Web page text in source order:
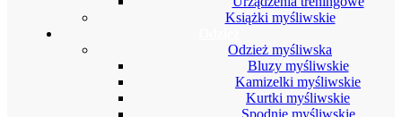
Książki myśliwskie
Odzież myśliwska
Bluzy myśliwskie
Kamizelki myśliwskie
Kurtki myśliwskie
Spodnie myśliwskie